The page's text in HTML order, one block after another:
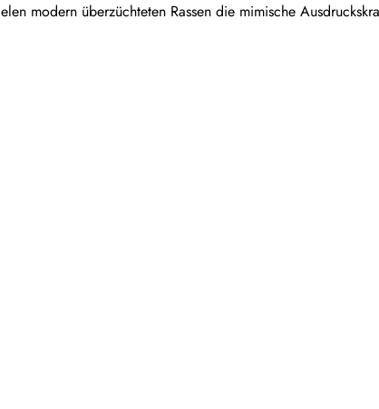
modern überzüchteten Rassen die mimische